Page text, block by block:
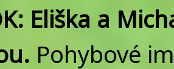
Eliška a
Pohybové